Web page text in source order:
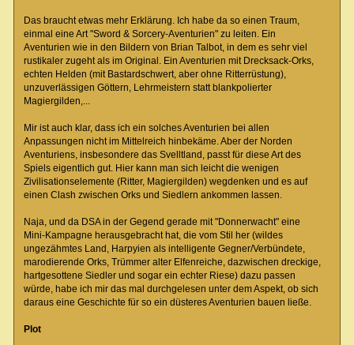
Das braucht etwas mehr Erklärung. Ich habe da so einen Traum,
einmal eine Art "Sword & Sorcery-Aventurien" zu leiten. Ein
Aventurien wie in den Bildern von Brian Talbot, in dem es sehr viel
rustikaler zugeht als im Original. Ein Aventurien mit Drecksack-Orks,
echten Helden (mit Bastardschwert, aber ohne Ritterrüstung),
unzuverlässigen Göttern, Lehrmeistern statt blankpolierter
Magiergilden,...
Mir ist auch klar, dass ich ein solches Aventurien bei allen
Anpassungen nicht im Mittelreich hinbekäme. Aber der Norden
Aventuriens, insbesondere das Svelltland, passt für diese Art des
Spiels eigentlich gut. Hier kann man sich leicht die wenigen
Zivilisationselemente (Ritter, Magiergilden) wegdenken und es auf
einen Clash zwischen Orks und Siedlern ankommen lassen.
Naja, und da DSA in der Gegend gerade mit "Donnerwacht" eine
Mini-Kampagne herausgebracht hat, die vom Stil her (wildes
ungezähmtes Land, Harpyien als intelligente Gegner/Verbündete,
marodierende Orks, Trümmer alter Elfenreiche, dazwischen dreckige,
hartgesottene Siedler und sogar ein echter Riese) dazu passen
würde, habe ich mir das mal durchgelesen unter dem Aspekt, ob sich
daraus eine Geschichte für so ein düsteres Aventurien bauen ließe.
Plot